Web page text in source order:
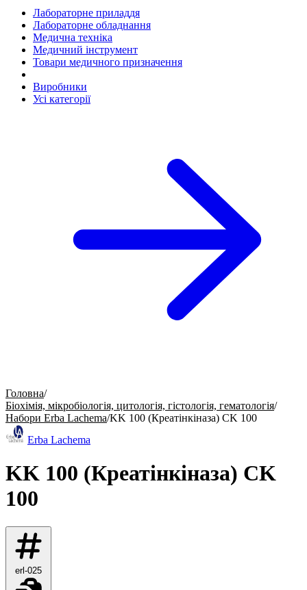
Лабораторне приладдя
Лабораторне обладнання
Медична техніка
Медичний інструмент
Товари медичного призначення
Виробники
Усі категорії
Головна/
Біохімія, мікробіологія, цитологія, гістологія, гематологія/
Набори Erba Lachema/KK 100 (Креатінкіназа) CK 100
Erba Lachema
KK 100 (Креатінкіназа) CK
100
erl-025